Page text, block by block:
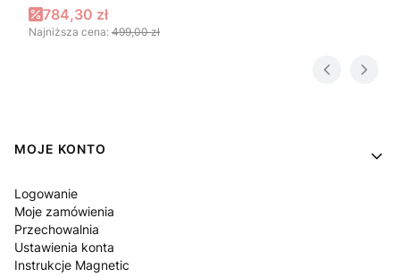
Cena promocyjna
784,30 zł
Najniższa cena: 499,00 zł
Linki w stopce
MOJE KONTO
Logowanie
Moje zamówienia
Przechowalnia
Ustawienia konta
Instrukcje Magnetic